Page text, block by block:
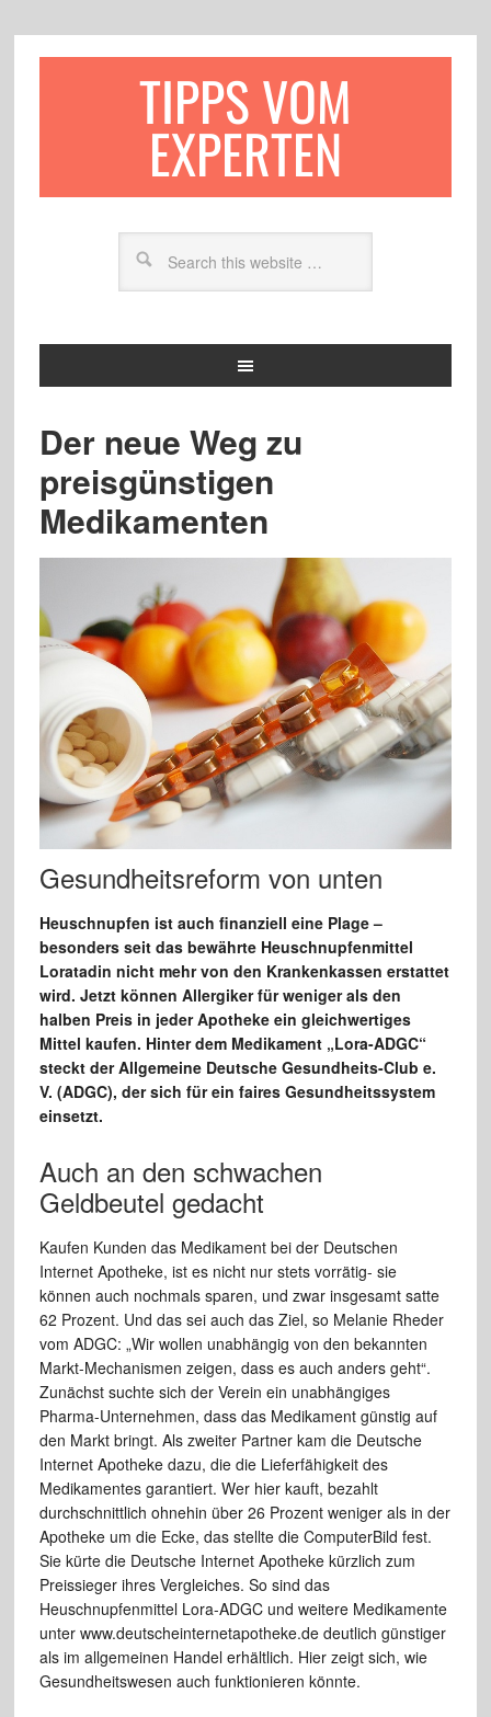
TIPPS VOM
EXPERTEN
Der neue Weg zu
preisgünstigen
Medikamenten
Gesundheitsreform von unten
Heuschnupfen ist auch finanziell eine Plage –
besonders seit das bewährte Heuschnupfenmittel
Loratadin nicht mehr von den Krankenkassen erstattet
wird. Jetzt können Allergiker für weniger als den
halben Preis in jeder Apotheke ein gleichwertiges
Mittel kaufen. Hinter dem Medikament „Lora-ADGC“
steckt der Allgemeine Deutsche Gesundheits-Club e.
V. (ADGC), der sich für ein faires Gesundheitssystem
einsetzt.
Auch an den schwachen
Geldbeutel gedacht
Kaufen Kunden das Medikament bei der Deutschen
Internet Apotheke, ist es nicht nur stets vorrätig- sie
können auch nochmals sparen, und zwar insgesamt satte
62 Prozent. Und das sei auch das Ziel, so Melanie Rheder
vom ADGC: „Wir wollen unabhängig von den bekannten
Markt-Mechanismen zeigen, dass es auch anders geht“.
Zunächst suchte sich der Verein ein unabhängiges
Pharma-Unternehmen, dass das Medikament günstig auf
den Markt bringt. Als zweiter Partner kam die Deutsche
Internet Apotheke dazu, die die Lieferfähigkeit des
Medikamentes garantiert. Wer hier kauft, bezahlt
durchschnittlich ohnehin über 26 Prozent weniger als in der
Apotheke um die Ecke, das stellte die ComputerBild fest.
Sie kürte die Deutsche Internet Apotheke kürzlich zum
Preissieger ihres Vergleiches. So sind das
Heuschnupfenmittel Lora-ADGC und weitere Medikamente
unter www.deutscheinternetapotheke.de deutlich günstiger
als im allgemeinen Handel erhältlich. Hier zeigt sich, wie
Gesundheitswesen auch funktionieren könnte.